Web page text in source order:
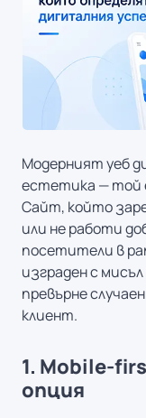
Модерният уеб
естетика — той
Сайт, който
или не работи
посетители в
изграден с
превърне
клиент.
1. Mobile-
опция